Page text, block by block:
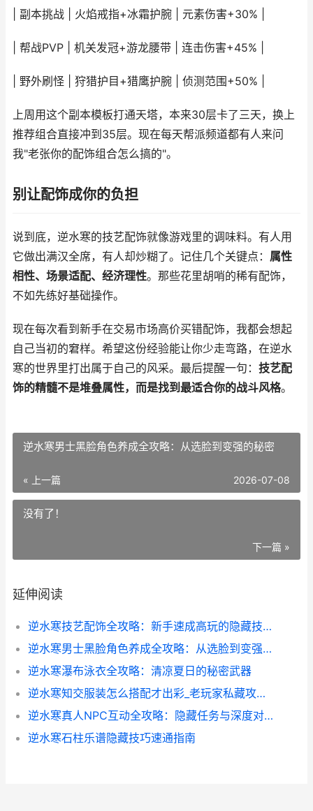
| 副本挑战 | 火焰戒指+冰霜护腕 | 元素伤害+30% |
| 帮战PVP | 机关发冠+游龙腰带 | 连击伤害+45% |
| 野外刷怪 | 狩猎护目+猎鹰护腕 | 侦测范围+50% |
上周用这个副本模板打通天塔，本来30层卡了三天，换上
推荐组合直接冲到35层。现在每天帮派频道都有人来问
我"老张你的配饰组合怎么搞的"。
别让配饰成你的负担
说到底，逆水寒的技艺配饰就像游戏里的调味料。有人用
它做出满汉全席，有人却炒糊了。记住几个关键点： 属性
相性、场景适配、经济理性。那些花里胡哨的稀有配饰，
不如先练好基础操作。
现在每次看到新手在交易市场高价买错配饰，我都会想起
自己当初的窘样。希望这份经验能让你少走弯路，在逆水
寒的世界里打出属于自己的风采。最后提醒一句： 技艺配
饰的精髓不是堆叠属性，而是找到最适合你的战斗风格。
逆水寒男士黑脸角色养成全攻略：从选脸到变强的秘密
« 上一篇 2026-07-08
没有了！
下一篇 »
延伸阅读
逆水寒技艺配饰全攻略：新手速成高玩的隐藏技巧
逆水寒男士黑脸角色养成全攻略：从选脸到变强的秘密
逆水寒瀑布泳衣全攻略：清凉夏日的秘密武器
逆水寒知交服装怎么搭配才出彩_老玩家私藏攻略大公开
逆水寒真人NPC互动全攻略：隐藏任务与深度对话技巧大揭秘
逆水寒石柱乐谱隐藏技巧速通指南